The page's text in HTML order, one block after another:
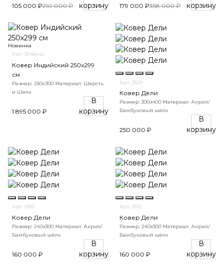
105 000 ₽210 000 ₽
корзину
179 000 ₽358 000 ₽
корзину
Новинка
Арт. 3048нш
Ковер Индийский 250x299
см
Размер: 250x300 Материал: Шерсть
и Шелк
1 895 000 ₽
В
корзину
Арт. 3529
Ковер Дели
Размер: 300х400 Материал: Акрил/
Бамбуковый шёлк
250 000 ₽
В
корзину
Арт. 3393
Ковер Дели
Размер: 240х300 Материал: Акрил/
Бамбуковый шёлк
160 000 ₽
В
корзину
Арт. 3312
Ковер Дели
Размер: 240х300 Материал: Акрил/
Бамбуковый шёлк
160 000 ₽
В
корзину